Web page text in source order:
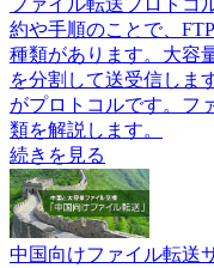
ファイル転送プロトコ
約や手順のことで、
種類があります。大容
を分割して送受信しま
がプロトコルです。フ
類を解説します。
続きを見る
中国向けファイル転送